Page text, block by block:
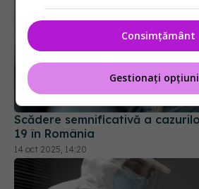
Scădere semnificativă a
19 în România
14 oct 2025, 14:20
Consimțământ
Gestionați